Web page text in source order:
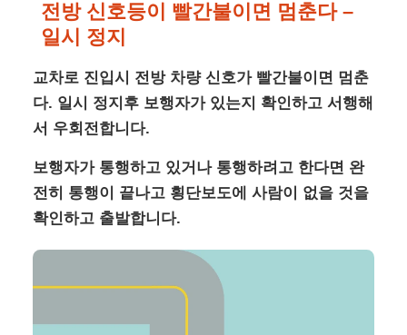
전방 신호등이 빨간불이면 멈춘다 –
일시 정지
교차로 진입시 전방 차량 신호가 빨간불이면 멈춘
다. 일시 정지후 보행자가 있는지 확인하고 서행해
서 우회전합니다.
보행자가 통행하고 있거나 통행하려고 한다면 완
전히 통행이 끝나고 횡단보도에 사람이 없을 것을
확인하고 출발합니다.